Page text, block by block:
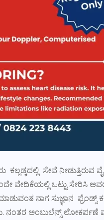
ಸೇವೆ ನೀಡುತ್ತಿರುವ
ವೇದಿಕೆಯಲ್ಲಿ ಒಟ್ಟು ಸೇರಿಸಿ
ನಾಗ ಸುಜ್ಞಾನ ಫ್ರೆಂಡ್ಸ್
ನಂತರ ಅಂಬುಲೆನ್ಸ್ ಲೋಕರ್ಪಣೆ